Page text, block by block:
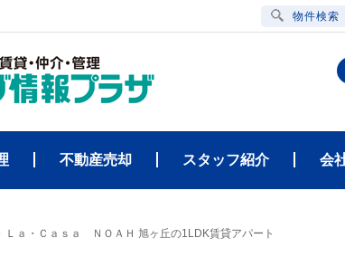
不動産売却 スタッフ紹介 会
Ｌａ・Ｃａｓａ ＮＯＡＨ 旭ヶ丘の1LDK賃貸アパート
物件検索